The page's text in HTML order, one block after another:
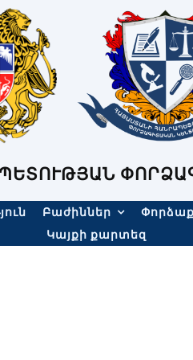
Բաժիններ
Կայքի քարտեզ